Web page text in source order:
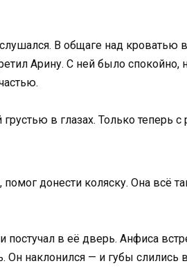
В общаге над кроватью
Арину. С ней было
в глазах. Только теперь
донести коляску. Она всё
в её дверь. Анфиса
наклонился — и губы слились